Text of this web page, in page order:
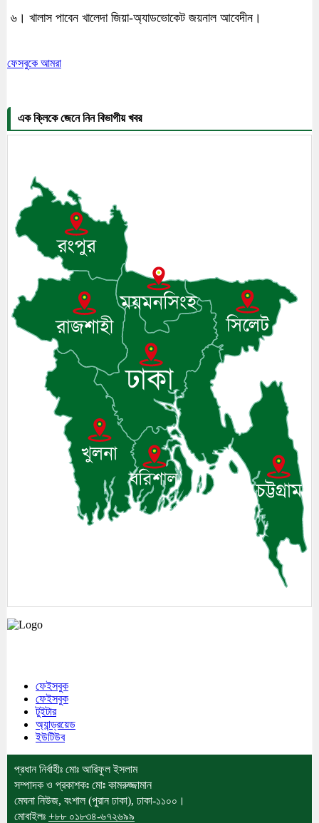
৬। খালাস পাবেন খালেদা জিয়া-অ্যাডভোকেট জয়নাল আবেদীন।
ফেসবুকে আমরা
এক ক্লিকে জেনে নিন বিভাগীয় খবর
ফেইসবুক
ফেইসবুক
টুইটার
অ্যান্ড্রয়েড
ইউটিউব
প্রধান নির্বাহীঃ মোঃ আরিফুল ইসলাম
সম্পাদক ও প্রকাশকঃ মোঃ কামরুজ্জামান
মেঘনা নিউজ, বংশাল (পুরান ঢাকা), ঢাকা-১১০০।
মোবাইলঃ +৮৮ ০১৮৩৪-৬৭২৬৯৯